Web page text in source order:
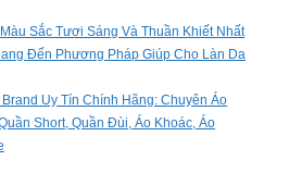
Sắc Tươi Sáng Và Thuần Khiết Nhất
Đến Phương Pháp Giúp Cho Làn Da
Uy Tín Chính Hãng: Chuyên Áo
Short, Quần Đùi, Áo Khoác, Áo